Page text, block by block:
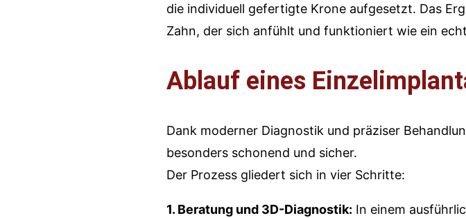
die individuell gefertigte Krone aufgesetzt. Das
Zahn, der sich anfühlt und funktioniert wie ein
Ablauf eines
Dank moderner Diagnostik und präziser
besonders schonend und sicher.
Der Prozess gliedert sich in vier Schritte:
1. Beratung und 3D-Diagnostik: In einem